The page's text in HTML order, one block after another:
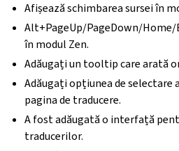
Afișează schimbarea sursei în
Alt+PageUp/PageDown/
în modul Zen.
Adăugați un tooltip care arată
Adăugați opțiunea de selectare
pagina de traducere.
A fost adăugată o interfață
traducerilor.